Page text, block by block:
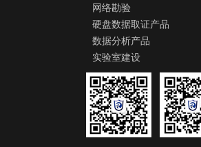
网络勘验
硬盘数据取证产品
数据分析产品
实验室建设